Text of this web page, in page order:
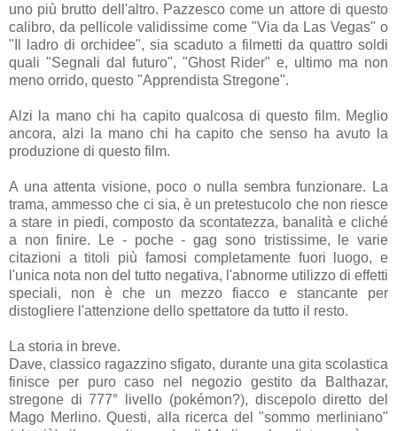
uno più brutto dell'altro. Pazzesco come un attore di questo
calibro, da pellicole validissime come "Via da Las Vegas" o
"Il ladro di orchidee", sia scaduto a filmetti da quattro soldi
quali "Segnali dal futuro", "Ghost Rider" e, ultimo ma non
meno orrido, questo "Apprendista Stregone".
Alzi la mano chi ha capito qualcosa di questo film. Meglio
ancora, alzi la mano chi ha capito che senso ha avuto la
produzione di questo film.
A una attenta visione, poco o nulla sembra funzionare. La
trama, ammesso che ci sia, è un pretestucolo che non riesce
a stare in piedi, composto da scontatezza, banalità e cliché
a non finire. Le - poche - gag sono tristissime, le varie
citazioni a titoli più famosi completamente fuori luogo, e
l'unica nota non del tutto negativa, l'abnorme utilizzo di effetti
speciali, non è che un mezzo fiacco e stancante per
distogliere l'attenzione dello spettatore da tutto il resto.
La storia in breve.
Dave, classico ragazzino sfigato, durante una gita scolastica
finisce per puro caso nel negozio gestito da Balthazar,
stregone di 777° livello (pokémon?), discepolo diretto del
Mago Merlino. Questi, alla ricerca del "sommo merliniano"